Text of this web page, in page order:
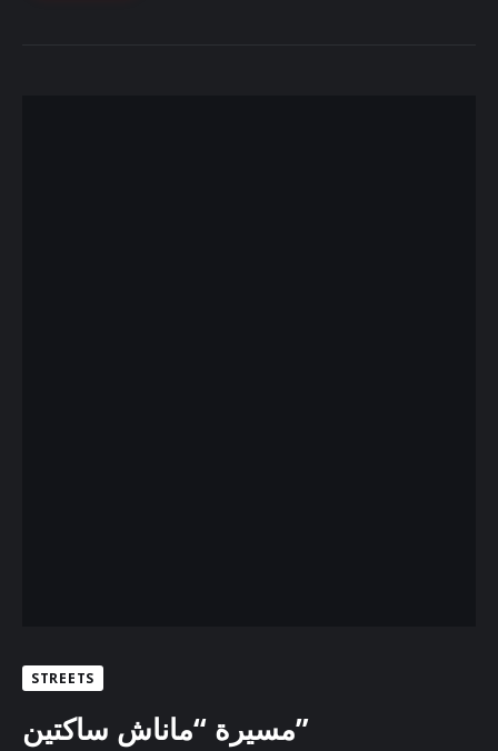
STREETS
مسيرة “ماناش ساكتين”